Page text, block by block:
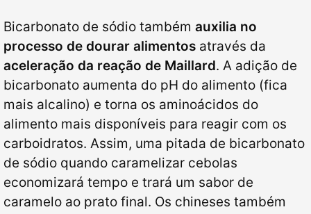
Bicarbonato de sódio também auxilia no
processo de dourar alimentos através da
aceleração da reação de Maillard. A adição de
bicarbonato aumenta do pH do alimento (fica
mais alcalino) e torna os aminoácidos do
alimento mais disponíveis para reagir com os
carboidratos. Assim, uma pitada de bicarbonato
de sódio quando caramelizar cebolas
economizará tempo e trará um sabor de
caramelo ao prato final. Os chineses também